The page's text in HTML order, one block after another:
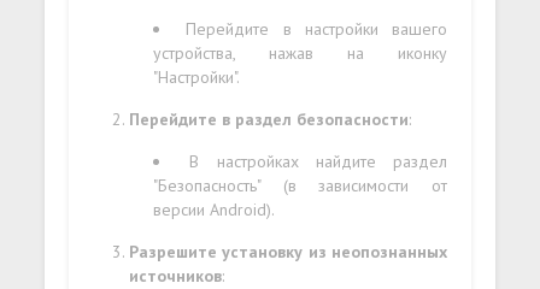
Перейдите в настройки вашего
устройства, нажав на иконку
"Настройки".
Перейдите в раздел безопасности:
В настройках найдите раздел
"Безопасность" (в зависимости от
версии Android).
Разрешите установку из неопознанных
источников: